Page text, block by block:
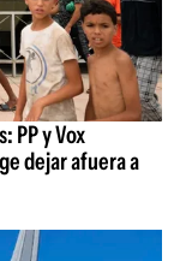
PP y Vox
dejar afuera a